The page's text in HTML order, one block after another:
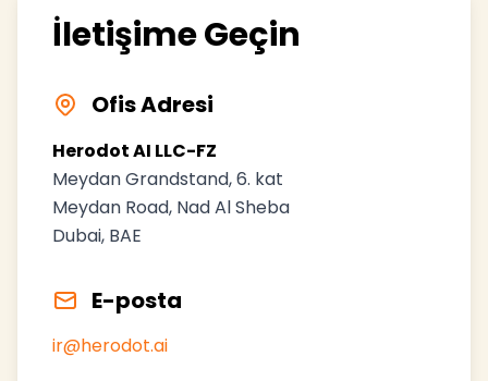
İletişime Geçin
Ofis Adresi
Herodot AI LLC-FZ
Meydan Grandstand, 6. kat
Meydan Road, Nad Al Sheba
Dubai, BAE
E-posta
ir@herodot.ai